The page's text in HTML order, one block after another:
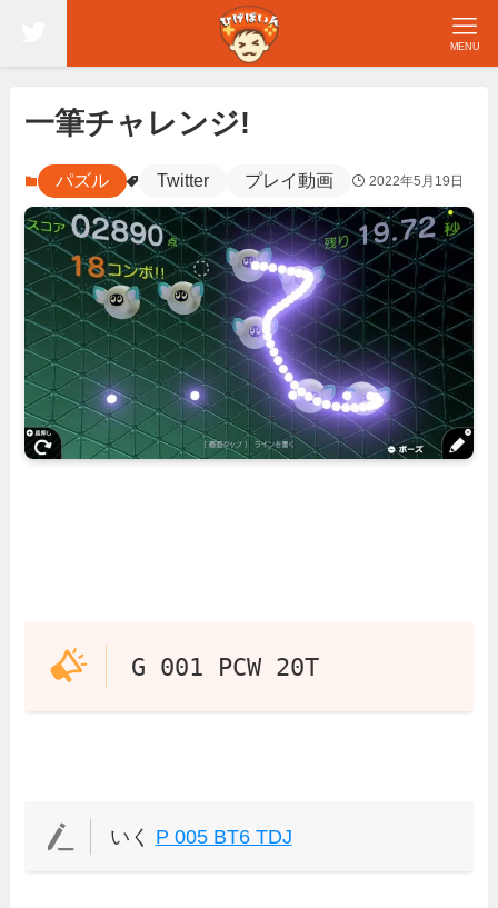
MENU
一筆チャレンジ!
パズル Twitter プレイ動画 2022年5月19日
G 001 PCW 20T
いく P 005 BT6 TDJ